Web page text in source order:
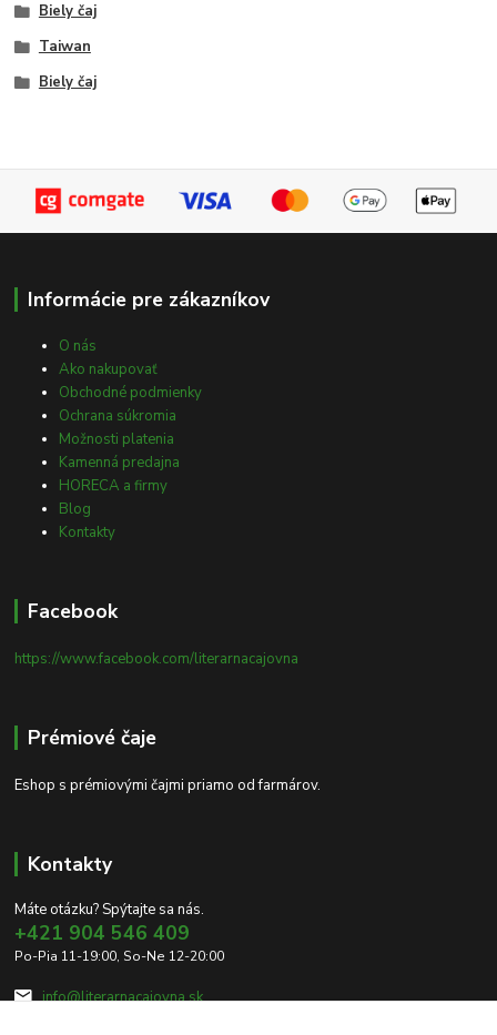
Biely čaj
Taiwan
Biely čaj
Informácie pre zákazníkov
O nás
Ako nakupovať
Obchodné podmienky
Ochrana súkromia
Možnosti platenia
Kamenná predajna
HORECA a firmy
Blog
Kontakty
Facebook
https://www.facebook.com/literarnacajovna
Prémiové čaje
Eshop s prémiovými čajmi priamo od farmárov.
Kontakty
Máte otázku? Spýtajte sa nás.
+421 904 546 409
Po-Pia 11-19:00, So-Ne 12-20:00
info@literarnacajovna.sk